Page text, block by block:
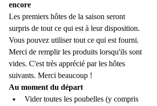
encore
Les premiers hôtes de la saison seront
surpris de tout ce qui est à leur disposition.
Vous pouvez utiliser tout ce qui est fourni.
Merci de remplir les produits lorsqu'ils sont
vides. C'est très apprécié par les hôtes
suivants. Merci beaucoup !
Au moment du départ
Vider toutes les poubelles (y compris